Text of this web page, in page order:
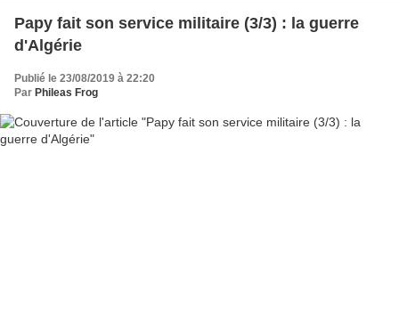
Papy fait son service militaire (3/3) : la guerre
d'Algérie
Publié le 23/08/2019 à 22:20
Par Phileas Frog